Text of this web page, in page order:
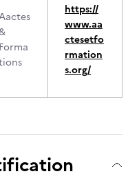
&
Forma
https://
www.aa
ctesetfo
rmation
s.org/